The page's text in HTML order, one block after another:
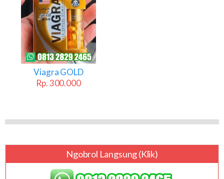
Gold
Viagra
Viagra GOLD
Rp. 300.000
Ngobrol Langsung (klik)